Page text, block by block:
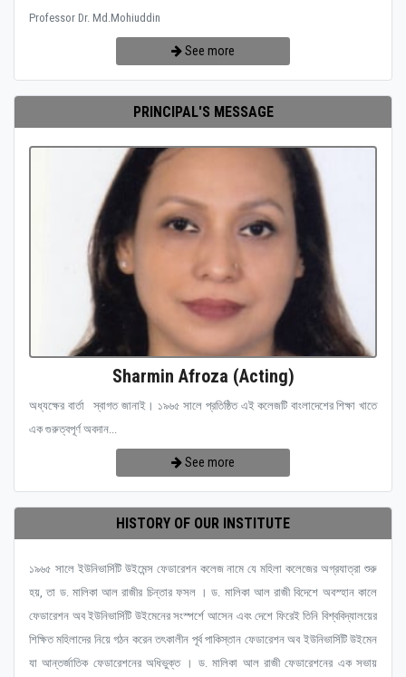
Professor Dr. Md.Mohiuddin
See more
PRINCIPAL'S MESSAGE
Sharmin Afroza (Acting)
অধ্যক্ষের বার্তা স্বাগত জানাই। ১৯৬৫ সালে প্রতিষ্ঠিত এই কলেজটি বাংলাদেশের শিক্ষা খাতে
এক গুরুত্বপূর্ণ অবদান...
See more
HISTORY OF OUR INSTITUTE
১৯৬৫ সালে ইউনিভার্সিটি উইমেন্স ফেডারেশন কলেজ নামে যে মহিলা কলেজের অগ্রযাত্রা শুরু
হয়, তা ড. মালিকা আল রাজীর চিন্তার ফসল । ড. মালিকা আল রাজী বিদেশে অবস্হান কালে
ফেডারেশন অব ইউনিভার্সিটি উইমেনের সংস্পর্শে আসেন এবং দেশে ফিরেই তিনি বিশ্ববিদ্যালয়ের
শিক্ষিত মহিলাদের নিয়ে গঠন করেন তৎকালীন পূর্ব পাকিস্তান ফেডারেশন অব ইউনিভার্সিটি উইমেন
যা আন্তর্জাতিক ফেডারেশনের অধিভুক্ত । ড. মালিকা আল রাজী ফেডারেশনের এক সভায়